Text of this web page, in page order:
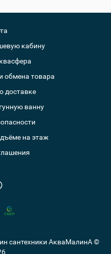
кабину
обмена товара
доставке
ванну
на этаж
сантехники АкваМалинА ©